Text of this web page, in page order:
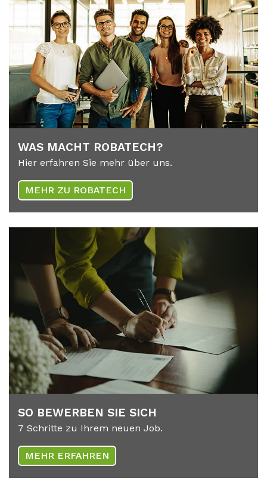
WAS MACHT RO­BA­TECH?
Hier erfahren Sie mehr über uns.
MEHR ZU ROBATECH
SO BE­WER­BEN SIE SICH
7 Schritte zu Ihrem neuen Job.
MEHR ERFAHREN